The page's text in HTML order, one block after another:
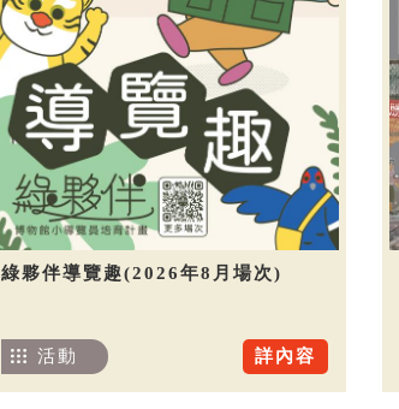
綠夥伴導覽趣(2026年8月場次)
詳內容
活動